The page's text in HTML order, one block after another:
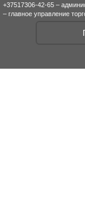
+37517306-42-65 –
– главное управление